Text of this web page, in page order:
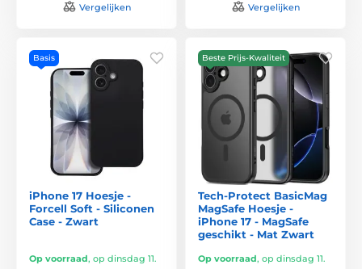
Vergelijken Vergelijken
Basis
iPhone 17 Hoesje -
Forcell Soft - Siliconen
Case - Zwart
Op voorraad, op dinsdag 11.
Beste Prijs-Kwaliteit
Tech-Protect BasicMag
MagSafe Hoesje -
iPhone 17 - MagSafe
geschikt - Mat Zwart
Op voorraad, op dinsdag 11.